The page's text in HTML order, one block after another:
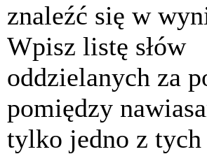
znaleźć się w
Wpisz listę słów
oddzielanych za
pomiędzy
tylko jedno z tych